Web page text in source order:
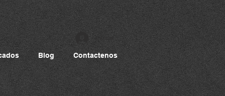
Blog Contactenos
Iniciar sesión